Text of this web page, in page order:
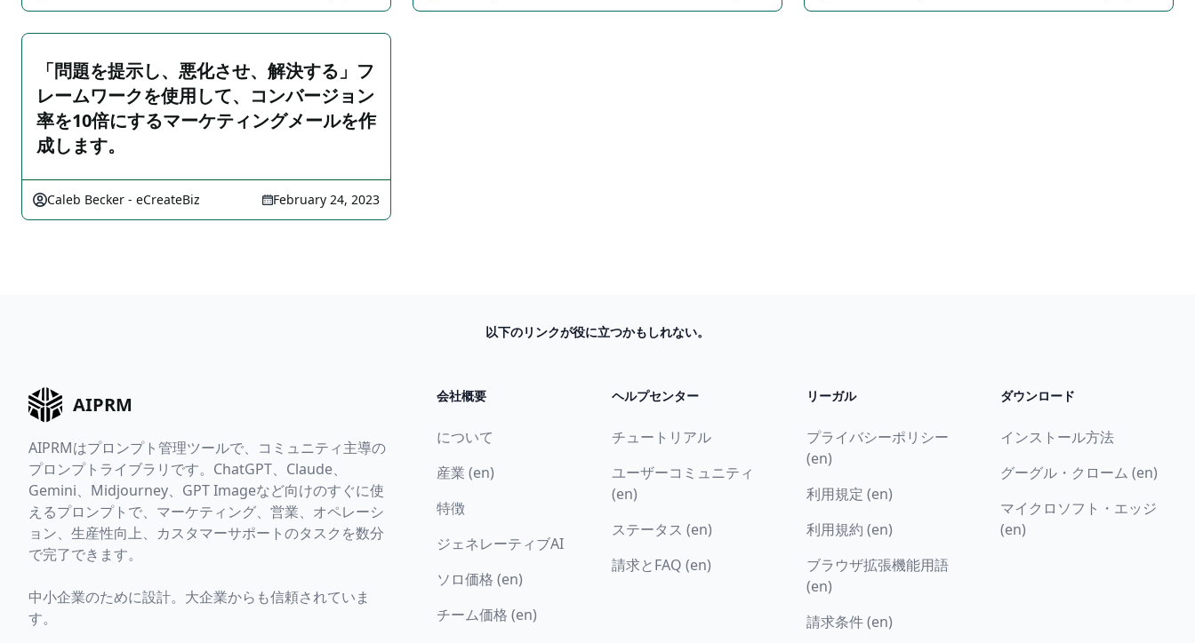
「問題を提示し、悪化させ、解決する」フ
レームワークを使用して、コンバージョン
率を10倍にするマーケティングメールを作
成します。
Caleb Becker - eCreateBiz February 24, 2023
以下のリンクが役に立つかもしれない。
AIPRM
AIPRMはプロンプト管理ツールで、コミュニティ主導の
プロンプトライブラリです。ChatGPT、Claude、
Gemini、Midjourney、GPT Imageなど向けのすぐに使
えるプロンプトで、マーケティング、営業、オペレーシ
ョン、生産性向上、カスタマーサポートのタスクを数分
で完了できます。
中小企業のために設計。大企業からも信頼されていま
す。
会社概要
について
産業 (en)
特徴
ジェネレーティブAI
ソロ価格 (en)
チーム価格 (en)
ヘルプセンター
チュートリアル
ユーザーコミュニティ
(en)
ステータス (en)
請求とFAQ (en)
リーガル
プライバシーポリシー
(en)
利用規定 (en)
利用規約 (en)
ブラウザ拡張機能用語
(en)
請求条件 (en)
ダウンロード
インストール方法
グーグル・クローム (en)
マイクロソフト・エッジ
(en)